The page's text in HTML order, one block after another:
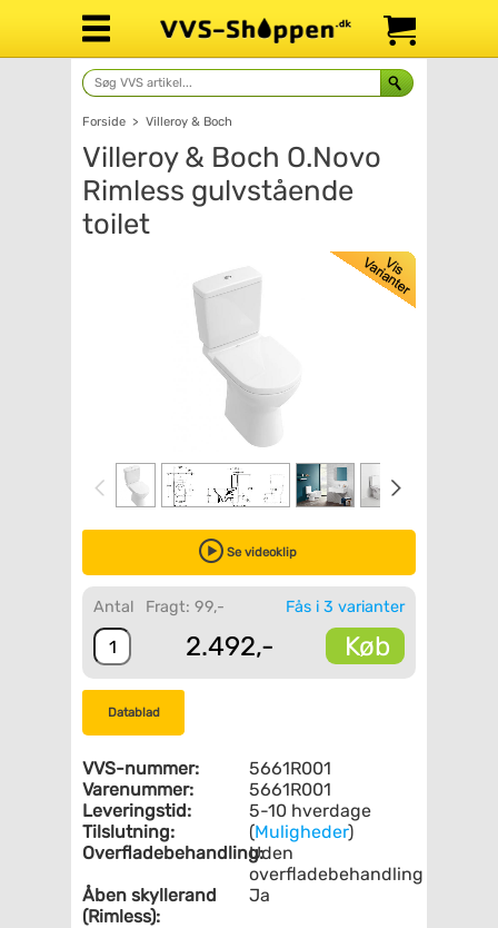
Forside > Villeroy & Boch
Villeroy & Boch O.Novo
Rimless gulvstående
toilet
Se videoklip
Fås i 3 varianter
Antal Fragt: 99,-
2.492,- Køb
Datablad
VVS-nummer:
5661R001
Varenummer:
5661R001
Leveringstid:
5-10 hverdage
Tilslutning:
(Muligheder)
Overfladebehandling:Uden
overfladebehandling
Åben skyllerand
(Rimless):
Ja